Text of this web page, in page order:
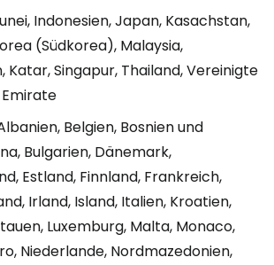
Indonesien, Japan, Kasachstan,
(Südkorea), Malaysia,
Katar, Singapur, Thailand, Vereinigte
Belgien, Bosnien und
Bulgarien, Dänemark,
Estland, Finnland, Frankreich,
Irland, Island, Italien, Kroatien,
Luxemburg, Malta, Monaco,
Niederlande, Nordmazedonien,